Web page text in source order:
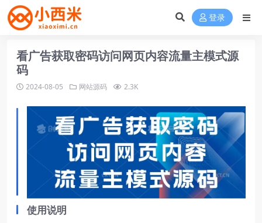
登录
看广告获取密码访问网页内容流量主模式源
码
2024-08-05 网站源码 2.3K
使用说明